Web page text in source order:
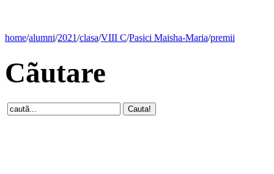
home/alumni/2021/clasa/VIII C/Pasici Maisha-Maria/premii
Cãutare